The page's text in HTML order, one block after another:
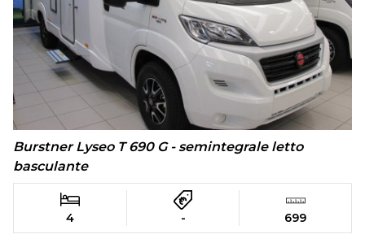
Burstner Lyseo T 690 G - semintegrale letto
basculante
4 - 699